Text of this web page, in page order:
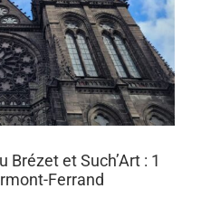
Brézet et Such’Art : 1
Ferrand